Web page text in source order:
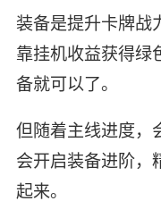
装备是提升卡牌战
靠挂机收益获得绿
备就可以了。
但随着主线进度，
会开启装备进阶，
起来。